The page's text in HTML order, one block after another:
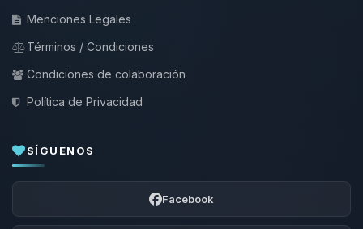
Menciones Legales
Términos / Condiciones
Condiciones de colaboración
Política de Privacidad
SÍGUENOS
Facebook